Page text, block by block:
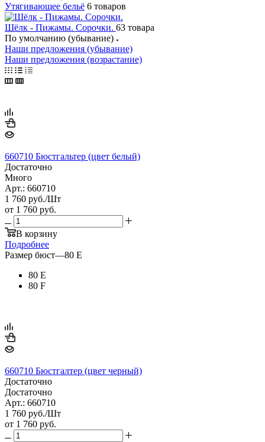
Утягивающее бельё 6 товаров
Шёлк - Пижамы. Сорочки. 63 товара
По умолчанию (убывание)
Наши предложения (убывание)
Наши предложения (возрастание)
660710 Бюстгальтер (цвет белый)
Достаточно
Много
Арт.: 660710
1 760 руб./Шт
от 1 760 руб.
В корзину
Подробнее
Размер бюст—80 E
80 E
80 F
660710 Бюстгалтер (цвет черный)
Достаточно
Достаточно
Арт.: 660710
1 760 руб./Шт
от 1 760 руб.